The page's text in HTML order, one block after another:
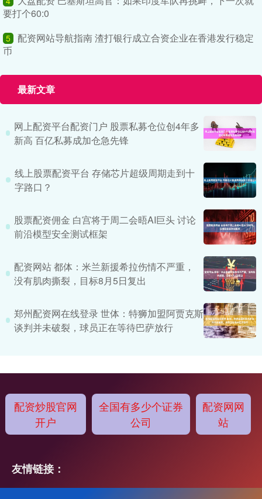
要打个60:0
5
配资网站导航指南 渣打银行成立合资企业在香港发行稳定
币
最新文章
网上配资平台配资门户 股票私募仓位创4年多
新高 百亿私募成加仓急先锋
线上股票配资平台 存储芯片超级周期走到十
字路口？
股票配资佣金 白宫将于周二会晤AI巨头 讨论
前沿模型安全测试框架
配资网站 都体：米兰新援希拉伤情不严重，
没有肌肉撕裂，目标8月5日复出
郑州配资网在线登录 世体：特狮加盟阿贾克斯
谈判并未破裂，球员正在等待巴萨放行
配资炒股官网
开户
全国有多少个证券
公司
配资网网
站
友情链接：